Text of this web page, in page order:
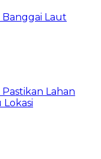
Banggai Laut
Lahan
Lokasi